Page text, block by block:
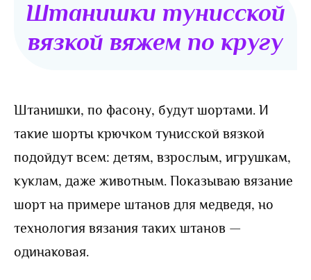
Штанишки тунисской
вязкой вяжем по кругу
Штанишки, по фасону, будут шортами. И
такие шорты крючком тунисской вязкой
подойдут всем: детям, взрослым, игрушкам,
куклам, даже животным. Показываю вязание
шорт на примере штанов для медведя, но
технология вязания таких штанов —
одинаковая.